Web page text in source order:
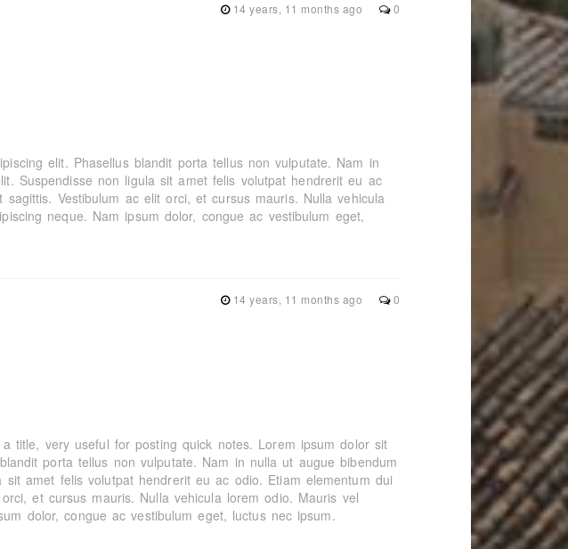
14 years, 11 months ago 0
elit. Phasellus blandit porta tellus non vulputate. Nam in
Suspendisse non ligula sit amet felis volutpat hendrerit eu ac
Vestibulum ac elit orci, et cursus mauris. Nulla vehicula
neque. Nam ipsum dolor, congue ac vestibulum eget,
14 years, 11 months ago 0
title, very useful for posting quick notes. Lorem ipsum dolor sit
porta tellus non vulputate. Nam in nulla ut augue bibendum
amet felis volutpat hendrerit eu ac odio. Etiam elementum dui
et cursus mauris. Nulla vehicula lorem odio. Mauris vel
dolor, congue ac vestibulum eget, luctus nec ipsum.